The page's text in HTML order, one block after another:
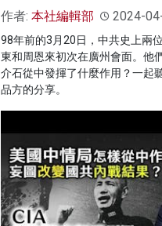
作者: 本社編輯部 2024-
98年前的3月20日，中共史上兩
東和周恩來初次在廣州會面。他
介石從中發揮了什麼作用？一起
品方的分享。